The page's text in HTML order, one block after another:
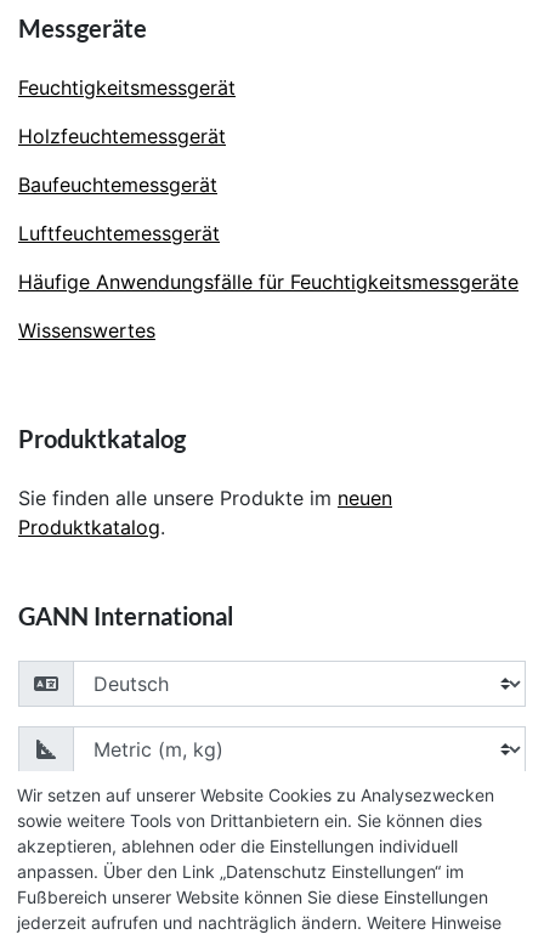
Messgeräte
Feuchtigkeitsmessgerät
Holzfeuchtemessgerät
Baufeuchtemessgerät
Luftfeuchtemessgerät
Häufige Anwendungsfälle für Feuchtigkeitsmessgeräte
Wissenswertes
Produktkatalog
Sie finden alle unsere Produkte im neuen
Produktkatalog.
GANN International
Choose your language
Choose your unit of measurement
© 2026 GANN Mess- u. Regeltechnik GmbH
Wir setzen auf unserer Website Cookies zu Analysezwecken
sowie weitere Tools von Drittanbietern ein. Sie können dies
akzeptieren, ablehnen oder die Einstellungen individuell
anpassen. Über den Link „Datenschutz Einstellungen“ im
Fußbereich unserer Website können Sie diese Einstellungen
jederzeit aufrufen und nachträglich ändern. Weitere Hinweise